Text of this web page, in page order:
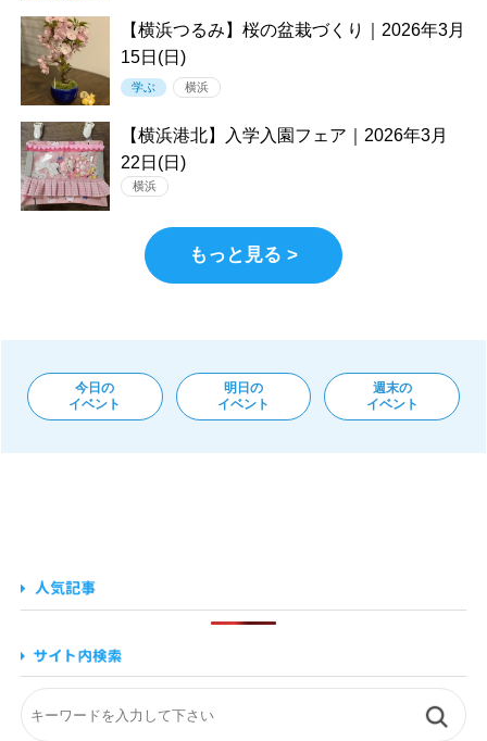
【横浜つるみ】桜の盆栽づくり｜2026年3月
15日(日)
学ぶ 横浜
【横浜港北】入学入園フェア｜2026年3月
22日(日)
横浜
もっと見る >
今日の
イベント
明日の
イベント
週末の
イベント